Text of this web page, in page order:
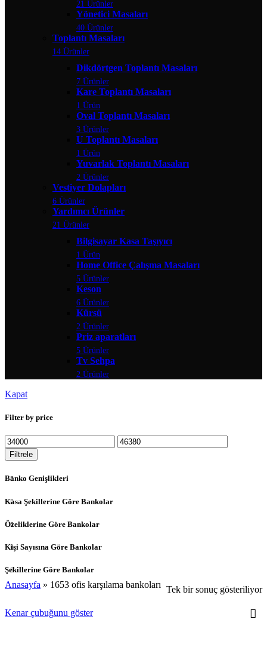
21 Ürünler
Yönetici Masaları
40 Ürünler
Toplantı Masaları
14 Ürünler
Dikdörtgen Toplantı Masaları
7 Ürünler
Kare Toplantı Masaları
1 Ürün
Oval Toplantı Masaları
3 Ürünler
U Toplantı Masaları
1 Ürün
Yuvarlak Toplantı Masaları
2 Ürünler
Vestiyer Dolapları
6 Ürünler
Yardımcı Ürünler
21 Ürünler
Bilgisayar Kasa Taşıyıcı
1 Ürün
Home Office Çalışma Masaları
5 Ürünler
Keson
6 Ürünler
Kürsü
2 Ürünler
Priz aparatları
5 Ürünler
Tv Sehpa
2 Ürünler
Kapat
Filter by price
Filtrele
Banko Genişlikleri
Kasa Şekillerine Göre Bankolar
Özeliklerine Göre Bankolar
Kişi Sayısına Göre Bankolar
Şekillerine Göre Bankolar
Anasayfa » 1653 ofis karşılama bankoları Tek bir sonuç gösteriliyor
Kenar çubuğunu göster